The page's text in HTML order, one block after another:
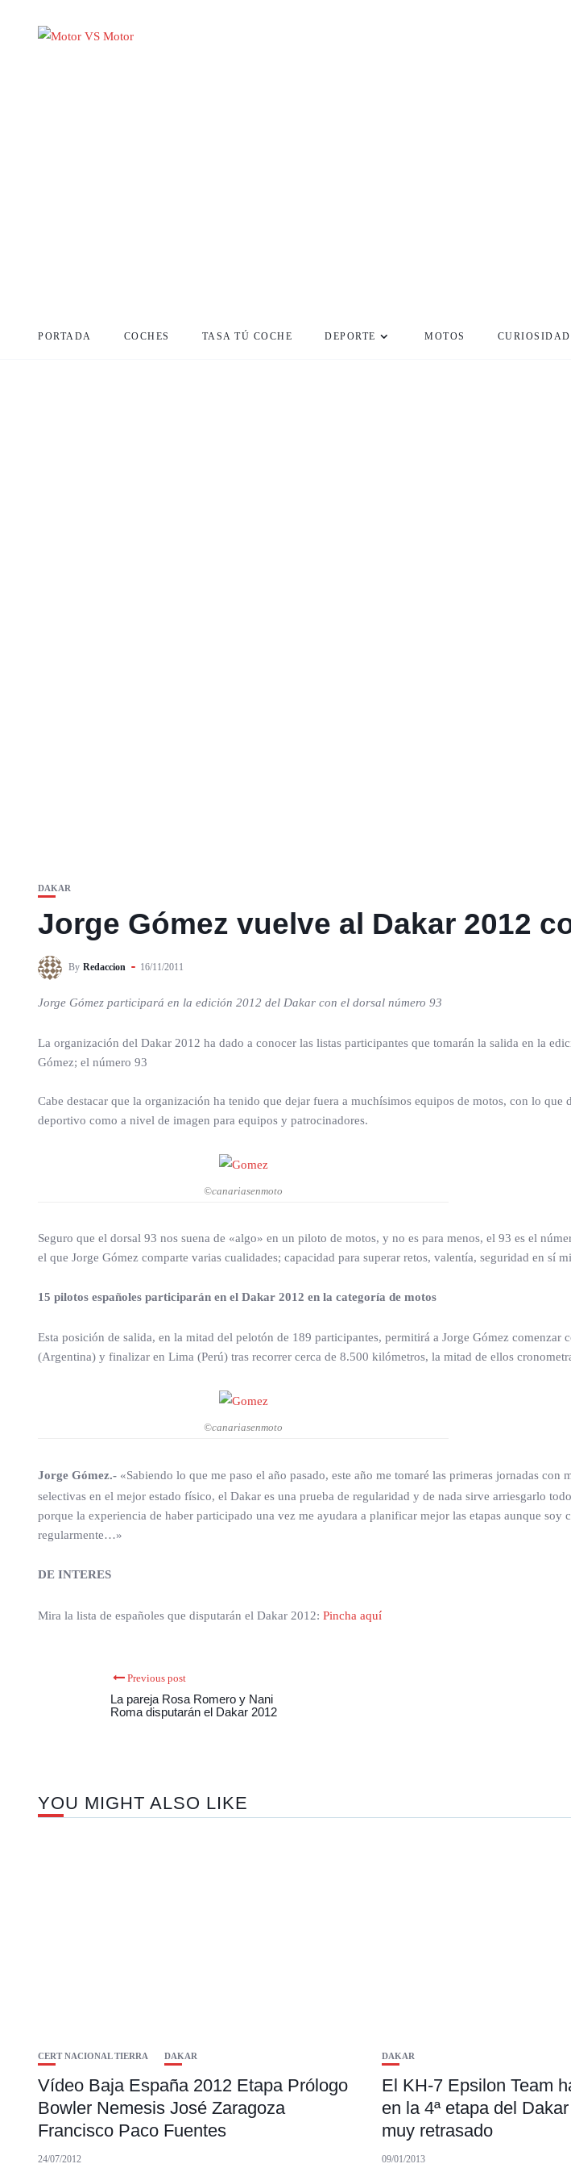
PORTADA COCHES TASA TÚ COCHE DEPORTE MOTOS
DAKAR
Jorge Gómez vuelve al Dakar 2012
By Redaccion 16/11/2011
Jorge Gómez participará en la edición 2012 del Dakar con el dorsal número 93
La organización del Dakar 2012 ha dado a conocer las listas participantes que tomarán la salida en la
Gómez; el número 93
Cabe destacar que la organización ha tenido que dejar fuera a muchísimos equipos de motos, con lo
deportivo como a nivel de imagen para equipos y patrocinadores.
©canariasenmoto
Seguro que el dorsal 93 nos suena de «algo» en un piloto de motos, y no es para menos, el 93 es el
el que Jorge Gómez comparte varias cualidades; capacidad para superar retos, valentía, seguridad en sí
15 pilotos españoles participarán en el Dakar 2012 en la categoría de motos
Esta posición de salida, en la mitad del pelotón de 189 participantes, permitirá a Jorge Gómez
(Argentina) y finalizar en Lima (Perú) tras recorrer cerca de 8.500 kilómetros, la mitad de ellos
©canariasenmoto
Jorge Gómez.- «Sabiendo lo que me paso el año pasado, este año me tomaré las primeras jornadas
selectivas en el mejor estado físico, el Dakar es una prueba de regularidad y de nada sirve arriesgarlo
porque la experiencia de haber participado una vez me ayudara a planificar mejor las etapas aunque
regularmente…»
DE INTERES
Mira la lista de españoles que disputarán el Dakar 2012: Pincha aquí
Previous post
La pareja Rosa Romero y Nani
Roma disputarán el Dakar 2012
YOU MIGHT ALSO LIKE
CERT NACIONAL TIERRA DAKAR
Vídeo Baja España 2012 Etapa Prólogo
Bowler Nemesis José Zaragoza
Francisco Paco Fuentes
24/07/2012
DAKAR
El KH-7 Epsilon Team
en la 4ª etapa del
muy retrasado
09/01/2013